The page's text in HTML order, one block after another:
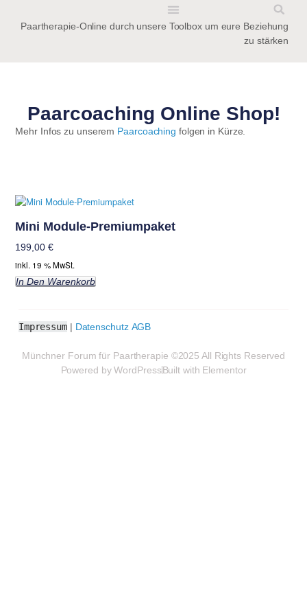
Paartherapie-Online durch unsere Toolbox um eure Beziehung
zu stärken
Paarcoaching Online Shop!
Mehr Infos zu unserem Paarcoaching folgen in Kürze.
Mini Module-Premiumpaket
199,00€
inkl. 19 % MwSt.
In Den Warenkorb
Impressum| Datenschutz AGB
Münchner Forum für Paartherapie ©2025 All Rights Reserved
Powered by WordPressBuilt with Elementor